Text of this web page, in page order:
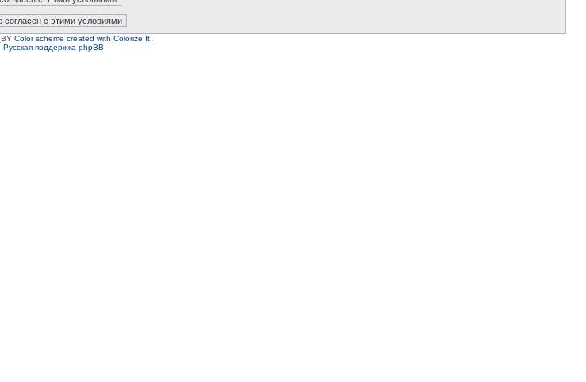
Color scheme created with Colorize It.
Русская поддержка phpBB